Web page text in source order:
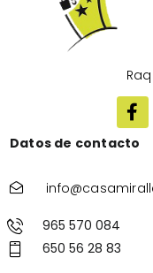
Datos de contacto
965 570 084
650 56 28 83